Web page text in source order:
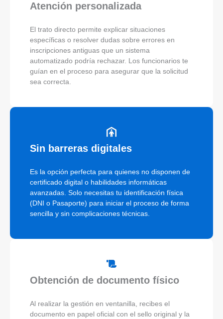
Atención personalizada
El trato directo permite explicar situaciones
específicas o resolver dudas sobre errores en
inscripciones antiguas que un sistema
automatizado podría rechazar. Los funcionarios te
guían en el proceso para asegurar que la solicitud
sea correcta.
Sin barreras digitales
Es la opción perfecta para quienes no disponen de
certificado digital o habilidades informáticas
avanzadas. Solo necesitas tu identificación física
(DNI o Pasaporte) para iniciar el proceso de forma
sencilla y sin complicaciones técnicas.
Obtención de documento físico
Al realizar la gestión en ventanilla, recibes el
documento en papel oficial con el sello original y la